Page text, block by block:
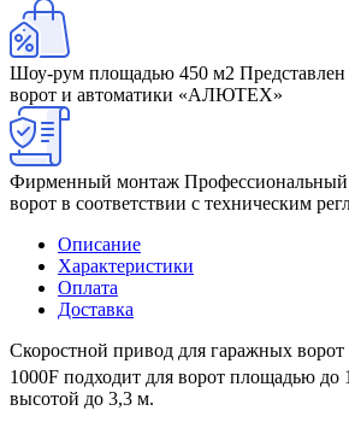
Шоу-рум площадью 450 м2
ворот и автоматики «АЛЮТЕХ»
Фирменный монтаж
ворот в соответствии с техническим
Описание
Характеристики
Оплата
Доставка
Скоростной привод для гаражных
1000F подходит для ворот площадью до
высотой до 3,3 м.